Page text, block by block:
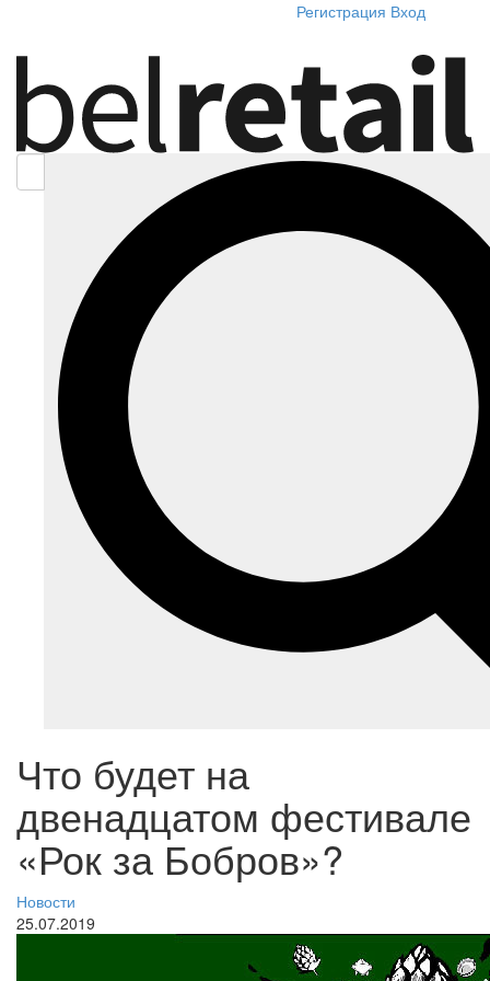
Регистрация Вход
Что будет на
двенадцатом фестивале
«Рок за Бобров»?
Новости
25.07.2019